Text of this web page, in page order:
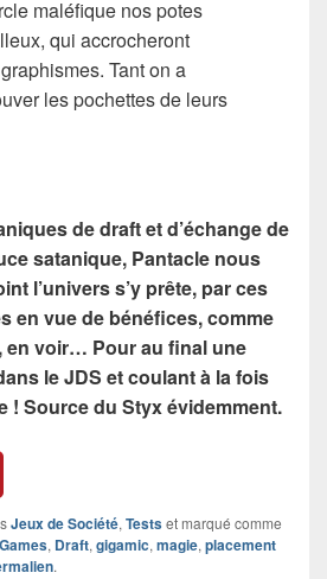
maléfique nos potes
qui accrocheront
Tant on a
les pochettes de leurs
de draft et d’échange de
satanique, Pantacle nous
l’univers s’y prête, par ces
en vue de bénéfices, comme
en voir… Pour au final une
le JDS et coulant à la fois
! Source du Styx évidemment.
Jeux de Société,Testset marqué comme
, Draft,gigamic,magie,placement
.